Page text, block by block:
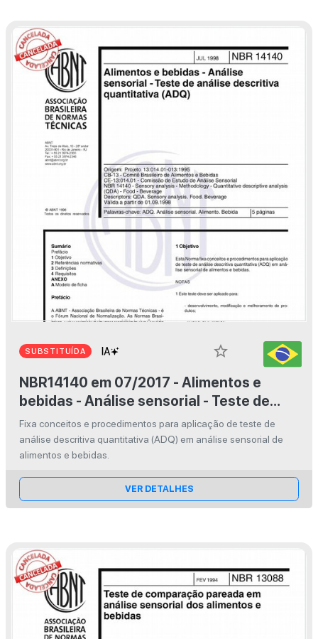
SUBSTITUÍDA
star_border
NBR14140 em 07/2017 - Alimentos e
bebidas - Análise sensorial - Teste de
análise descritiva quantitativa (ADQ)
Fixa conceitos e procedimentos para aplicação de teste de
análise descritiva quantitativa (ADQ) em análise sensorial de
alimentos e bebidas.
VER DETALHES